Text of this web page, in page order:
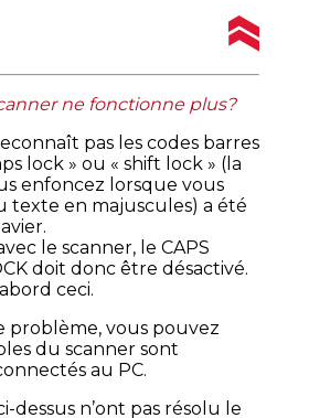
ne fonctionne plus?
pas les codes barres
lock » ou « shift lock » (la
enfoncez lorsque vous
texte en majuscules) a été
le scanner, le CAPS
doit donc être désactivé.
ceci.
problème, vous pouvez
du scanner sont
au PC.
dessus n’ont pas résolu le